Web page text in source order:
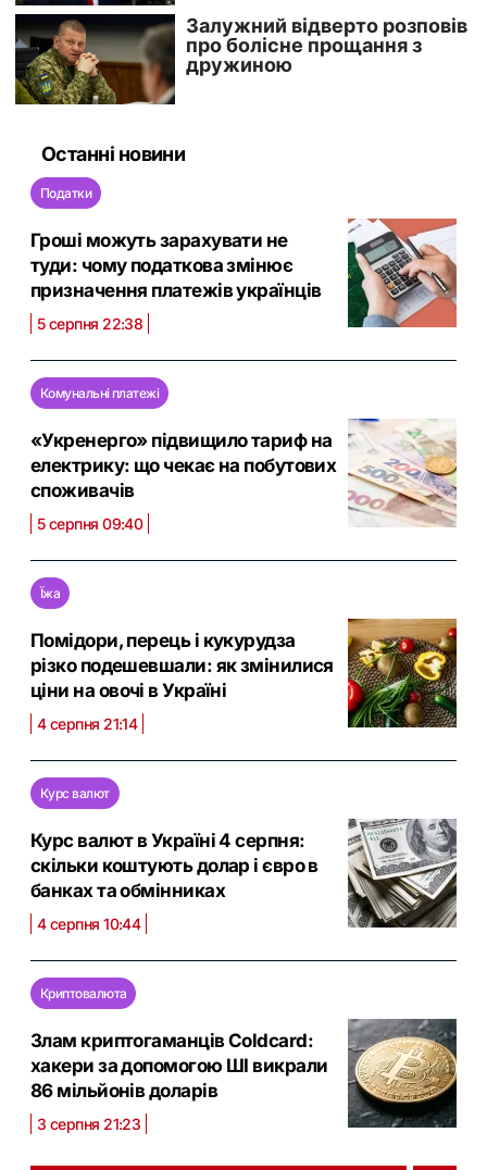
Останні новини
Податки
Гроші можуть зарахувати не
туди: чому податкова змінює
призначення платежів українців
5 серпня 22:38
Комунальні платежі
«Укренерго» підвищило тариф на
електрику: що чекає на побутових
споживачів
5 серпня 09:40
Їжа
Помідори, перець і кукурудза
різко подешевшали: як змінилися
ціни на овочі в Україні
4 серпня 21:14
Курс валют
Курс валют в Україні 4 серпня:
скільки коштують долар і євро в
банках та обмінниках
4 серпня 10:44
Криптовалюта
Злам криптогаманців Coldcard:
хакери за допомогою ШІ викрали
86 мільйонів доларів
3 серпня 21:23